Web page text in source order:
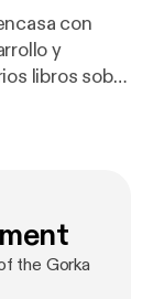
con
y
libros sobre
El futuro del
-
para
en
the Gorka